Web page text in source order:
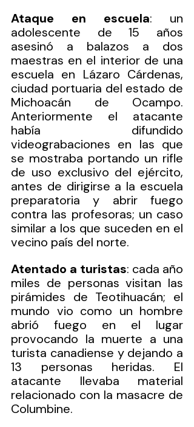
Ataque en escuela: un
adolescente de 15 años
asesinó a balazos a dos
maestras en el interior de una
escuela en Lázaro Cárdenas,
ciudad portuaria del estado de
Michoacán de Ocampo.
Anteriormente el atacante
había difundido
videograbaciones en las que
se mostraba portando un rifle
de uso exclusivo del ejército,
antes de dirigirse a la escuela
preparatoria y abrir fuego
contra las profesoras; un caso
similar a los que suceden en el
vecino país del norte.
Atentado a turistas: cada año
miles de personas visitan las
pirámides de Teotihuacán; el
mundo vio como un hombre
abrió fuego en el lugar
provocando la muerte a una
turista canadiense y dejando a
13 personas heridas. El
atacante llevaba material
relacionado con la masacre de
Columbine.